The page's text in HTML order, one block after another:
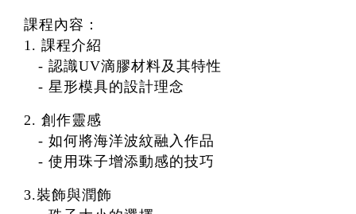
課程內容：
1. 課程介紹
- 認識UV滴膠材料及其特性
- 星形模具的設計理念
2. 創作靈感
- 如何將海洋波紋融入作品
- 使用珠子增添動感的技巧
3.裝飾與潤飾